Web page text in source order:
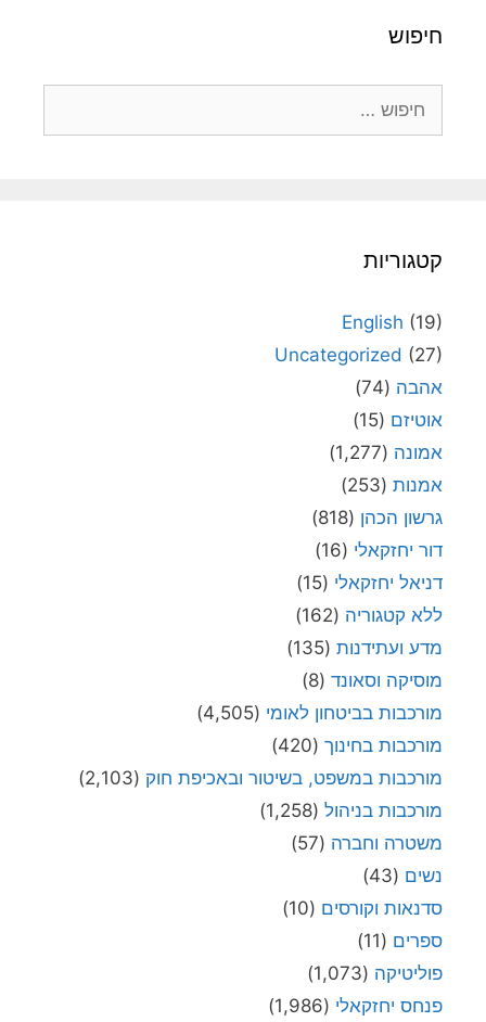
חיפוש
קטגוריות
English (19)
Uncategorized (27)
אהבה (74)
אוטיזם (15)
אמונה (1,277)
אמנות (253)
גרשון הכהן (818)
דור יחזקאלי (16)
דניאל יחזקאלי (15)
ללא קטגוריה (162)
מדע ועתידנות (135)
מוסיקה וסאונד (8)
מורכבות בביטחון לאומי (4,505)
מורכבות בחינוך (420)
מורכבות במשפט, בשיטור ובאכיפת חוק (2,103)
מורכבות בניהול (1,258)
משטרה וחברה (57)
נשים (43)
סדנאות וקורסים (10)
ספרים (11)
פוליטיקה (1,073)
פנחס יחזקאלי (1,986)